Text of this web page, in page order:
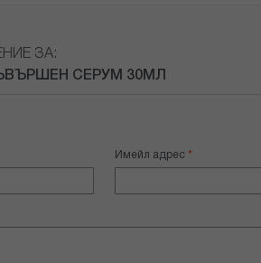
ЗА:
СЕРУМ 30МЛ
Имейл адрес